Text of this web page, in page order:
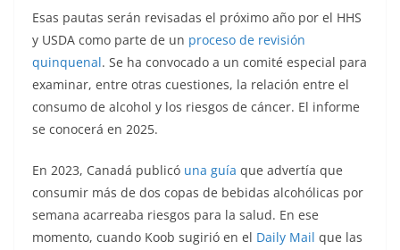
Esas pautas serán revisadas el próximo año por el HHS
y USDA como parte de un proceso de revisión
quinquenal. Se ha convocado a un comité especial para
examinar, entre otras cuestiones, la relación entre el
consumo de alcohol y los riesgos de cáncer. El informe
se conocerá en 2025.
En 2023, Canadá publicó una guía que advertía que
consumir más de dos copas de bebidas alcohólicas por
semana acarreaba riesgos para la salud. En ese
momento, cuando Koob sugirió en el Daily Mail que las